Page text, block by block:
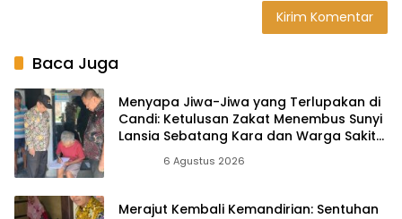
Baca Juga
Menyapa Jiwa-Jiwa yang Terlupakan di
Candi: Ketulusan Zakat Menembus Sunyi
Lansia Sebatang Kara dan Warga Sakit
6 Agustus 2026
Merajut Kembali Kemandirian: Sentuhan